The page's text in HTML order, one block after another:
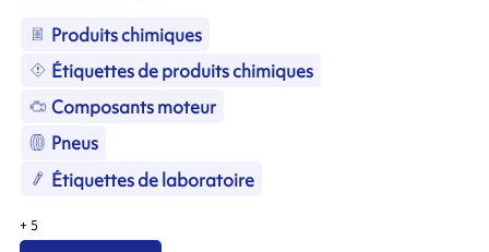
Produits chimiques
Étiquettes de produits chimiques
Composants moteur
Pneus
Étiquettes de laboratoire
+ 5